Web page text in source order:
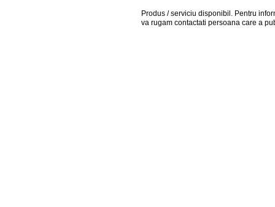
Produs / serviciu disponibil . Pentru
va rugam contactati persoana care a